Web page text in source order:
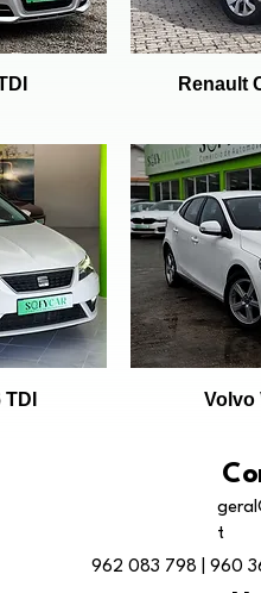
Renault
Volvo
t
962 083 798 960